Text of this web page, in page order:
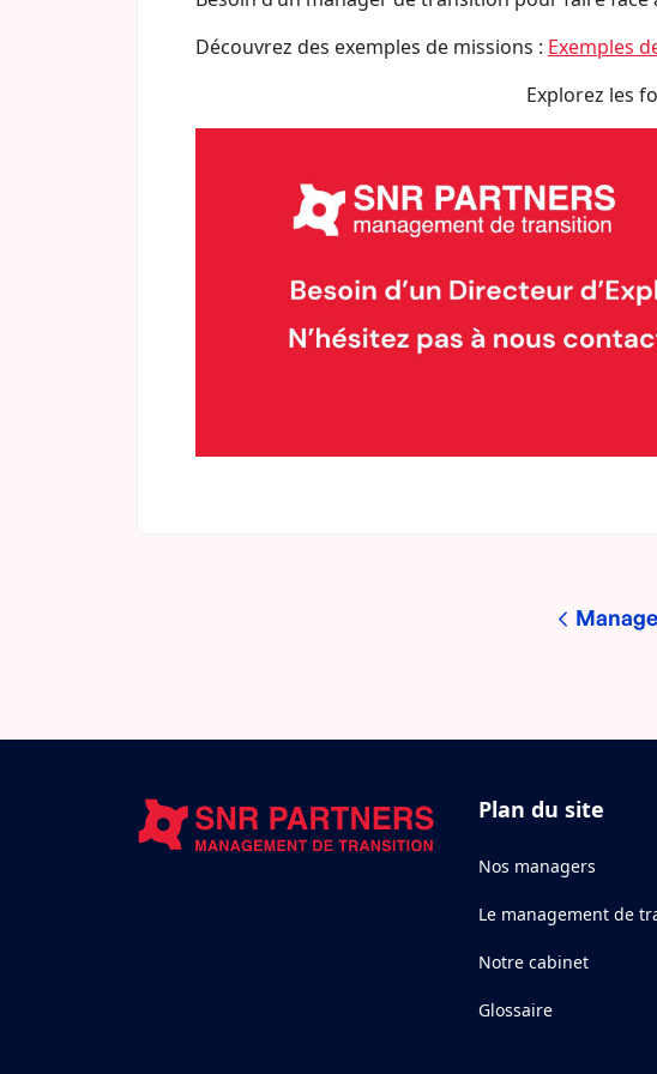
Découvrez des exemples de missions : Exemples
Explorez les
Plan du site
Nos managers
Le management de
Notre cabinet
Glossaire